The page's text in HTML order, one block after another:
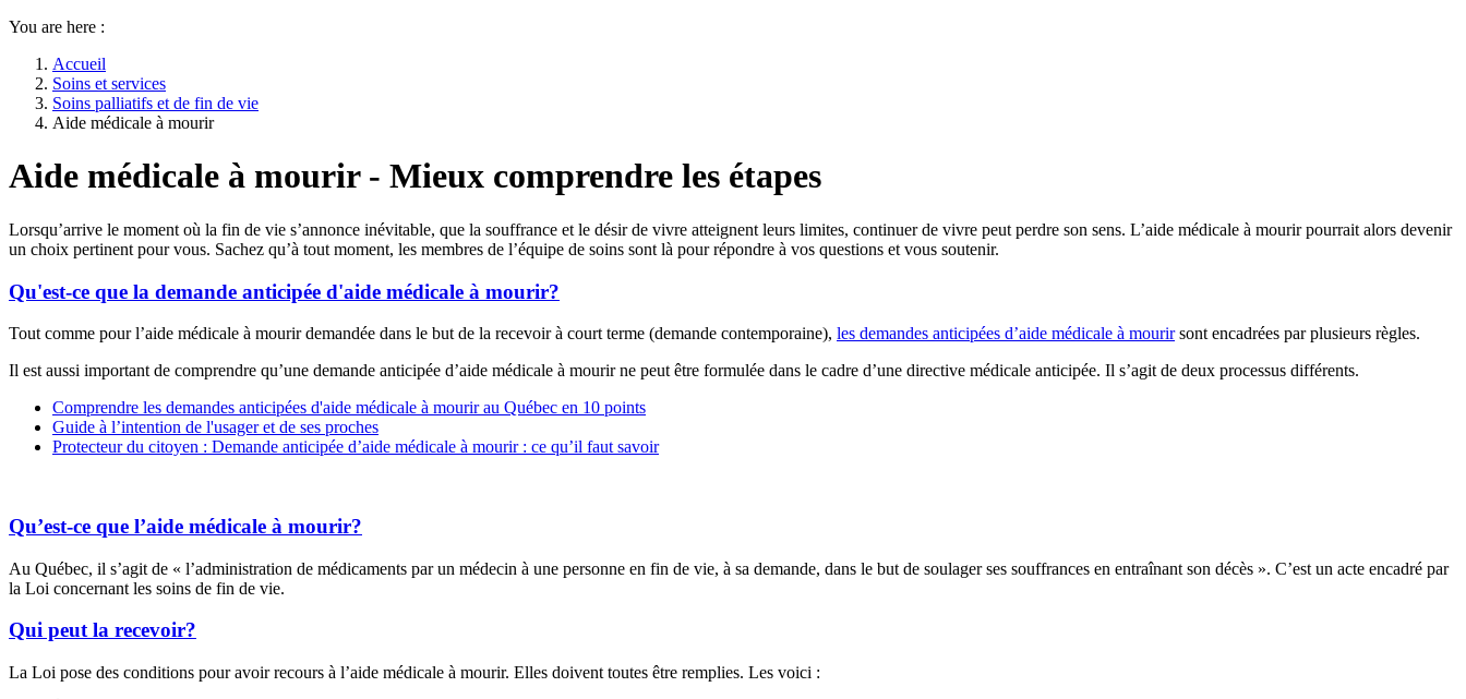
You are here :
Accueil
Soins et services
Soins palliatifs et de fin de vie
Aide médicale à mourir
Aide médicale à mourir - Mieux comprendre les étapes
Lorsqu’arrive le moment où la fin de vie s’annonce inévitable, que la souffrance et le désir de vivre atteignent leurs limites, continuer de vivre peut perdre son sens. L’aide médicale à mourir pourrait alors devenir
un choix pertinent pour vous. Sachez qu’à tout moment, les membres de l’équipe de soins sont là pour répondre à vos questions et vous soutenir.
Qu'est-ce que la demande anticipée d'aide médicale à mourir?
Tout comme pour l’aide médicale à mourir demandée dans le but de la recevoir à court terme (demande contemporaine), les demandes anticipées d’aide médicale à mourirsont encadrées par plusieurs règles.
Il est aussi important de comprendre qu’une demande anticipée d’aide médicale à mourir ne peut être formulée dans le cadre d’une directive médicale anticipée. Il s’agit de deux processus différents.
Comprendre les demandes anticipées d'aide médicale à mourir au Québec en 10 points
Guide à l’intention de l'usager et de ses proches
Protecteur du citoyen : Demande anticipée d’aide médicale à mourir : ce qu’il faut savoir
Qu’est-ce que l’aide médicale à mourir?
Au Québec, il s’agit de « l’administration de médicaments par un médecin à une personne en fin de vie, à sa demande, dans le but de soulager ses souffrances en entraînant son décès ». C’est un acte encadré par
la Loi concernant les soins de fin de vie.
Qui peut la recevoir?
La Loi pose des conditions pour avoir recours à l’aide médicale à mourir. Elles doivent toutes être remplies. Les voici :